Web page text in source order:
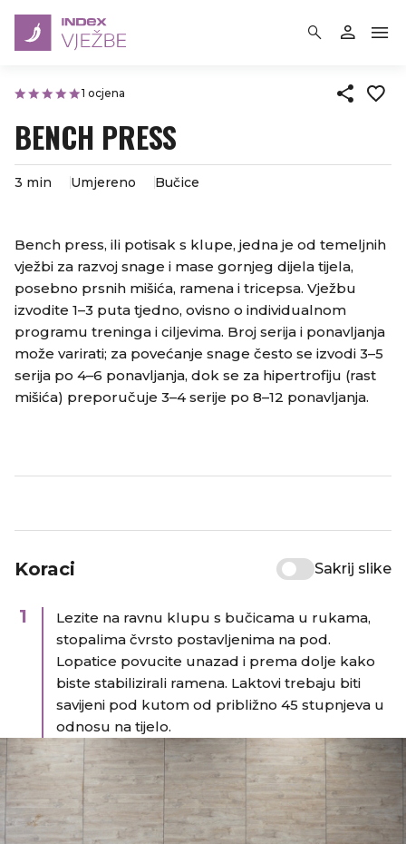
1 ocjena
BENCH PRESS
3 min Umjereno Bučice
​Bench press, ili potisak s klupe, jedna je od temeljnih
vježbi za razvoj snage i mase gornjeg dijela tijela,
posebno prsnih mišića, ramena i tricepsa.​ Vježbu
izvodite 1–3 puta tjedno, ovisno o individualnom
programu treninga i ciljevima. Broj serija i ponavljanja
može varirati; za povećanje snage često se izvodi 3–5
serija po 4–6 ponavljanja, dok se za hipertrofiju (rast
mišića) preporučuje 3–4 serije po 8–12 ponavljanja.​
Koraci Sakrij slike
1
Lezite na ravnu klupu s bučicama u rukama,
stopalima čvrsto postavljenima na pod.
Lopatice povucite unazad i prema dolje kako
biste stabilizirali ramena. Laktovi trebaju biti
savijeni pod kutom od približno 45 stupnjeva u
odnosu na tijelo.